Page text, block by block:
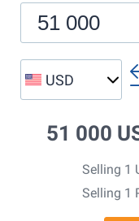
USD
51 000
Selling 1
Selling 1